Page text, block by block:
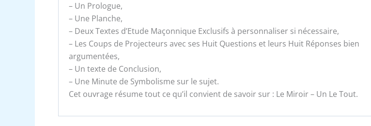
– Un Prologue,
– Une Planche,
– Deux Textes d’Etude Maçonnique Exclusifs à personnaliser si nécessaire,
– Les Coups de Projecteurs avec ses Huit Questions et leurs Huit Réponses bien
argumentées,
– Un texte de Conclusion,
– Une Minute de Symbolisme sur le sujet.
Cet ouvrage résume tout ce qu’il convient de savoir sur : Le Miroir – Un Le Tout.